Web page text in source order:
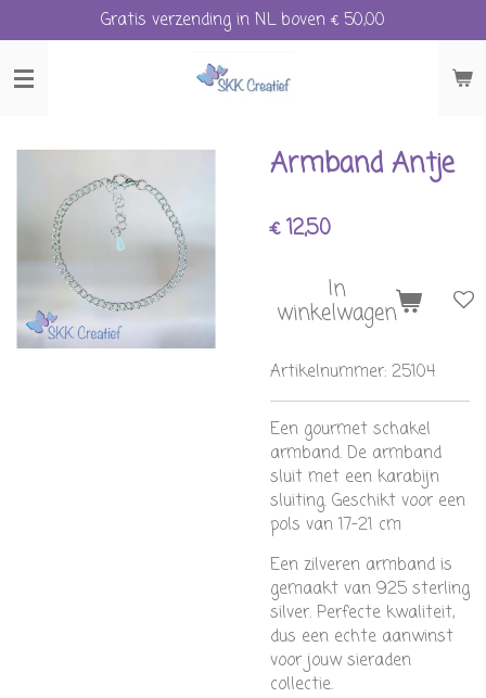
direct
naar
de
Gratis verzending in NL boven € 50,00
Armband Antje
€ 12,50
In
winkelwagen
Artikelnummer: 25104
Een gourmet schakel
armband. De armband
sluit met een karabijn
sluiting. Geschikt voor een
pols van 17-21 cm
Een zilveren armband is
gemaakt van 925 sterling
silver. Perfecte kwaliteit,
dus een echte aanwinst
voor jouw sieraden
collectie.